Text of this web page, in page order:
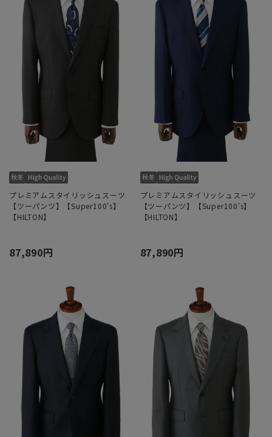
プレミアムスタイリッシュスーツ
【ツーパンツ】【Super100's】
【HILTON】
87,890円
プレミアムスタイリッシュスーツ
【ツーパンツ】【Super100's】
【HILTON】
87,890円